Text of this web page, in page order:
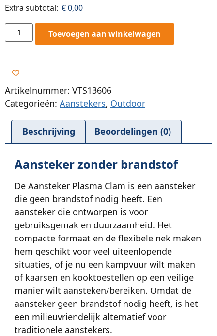
Extra subtotal: €0,00
Toevoegen aan winkelwagen
Artikelnummer: VTS13606
Categorieën: Aanstekers, Outdoor
Beschrijving Beoordelingen (0)
Aansteker zonder brandstof
De Aansteker Plasma Clam is een aansteker
die geen brandstof nodig heeft. Een
aansteker die ontworpen is voor
gebruiksgemak en duurzaamheid. Het
compacte formaat en de flexibele nek maken
hem geschikt voor veel uiteenlopende
situaties, of je nu een kampvuur wilt maken
of kaarsen en kooktoestellen op een veilige
manier wilt aansteken/bereiken. Omdat de
aansteker geen brandstof nodig heeft, is het
een milieuvriendelijk alternatief voor
traditionele aanstekers.